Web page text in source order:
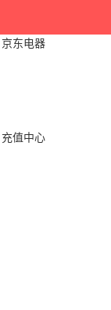
京东电器
充值中心